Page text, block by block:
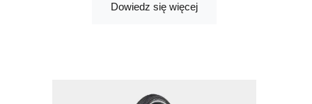
Dowiedz się więcej